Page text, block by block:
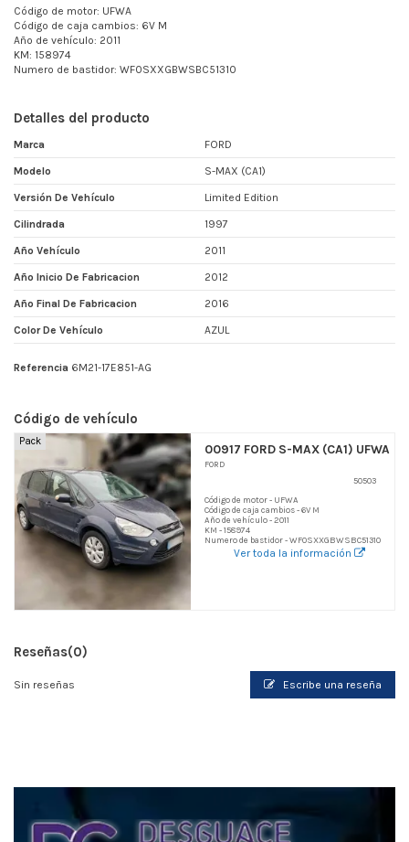
Código de motor: UFWA
Código de caja cambios: 6V M
Año de vehículo: 2011
KM: 158974
Numero de bastidor: WF0SXXGBWSBC51310
Detalles del producto
Marca FORD
Modelo S-MAX (CA1)
Versión De Vehículo Limited Edition
Cilindrada 1997
Año Vehículo 2011
Año Inicio De Fabricacion 2012
Año Final De Fabricacion 2016
Color De Vehículo AZUL
Referencia 6M21-17E851-AG
Código de vehículo
Pack
00917 FORD S-MAX (CA1) UFWA
FORD
50503
Código de motor - UFWA
Código de caja cambios - 6V M
Año de vehículo - 2011
KM - 158974
Numero de bastidor - WF0SXXGBWSBC51310
Ver toda la información
Reseñas(0)
Sin reseñas Escribe una reseña